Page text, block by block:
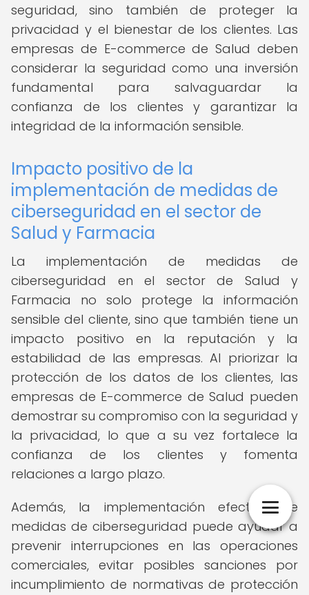
seguridad, sino también de proteger la
privacidad y el bienestar de los clientes. Las
empresas de E-commerce de Salud deben
considerar la seguridad como una inversión
fundamental para salvaguardar la
confianza de los clientes y garantizar la
integridad de la información sensible.
Impacto positivo de la
implementación de medidas de
ciberseguridad en el sector de
Salud y Farmacia
La implementación de medidas de
ciberseguridad en el sector de Salud y
Farmacia no solo protege la información
sensible del cliente, sino que también tiene un
impacto positivo en la reputación y la
estabilidad de las empresas. Al priorizar la
protección de los datos de los clientes, las
empresas de E-commerce de Salud pueden
demostrar su compromiso con la seguridad y
la privacidad, lo que a su vez fortalece la
confianza de los clientes y fomenta
relaciones a largo plazo.
Además, la implementación efectiva de
medidas de ciberseguridad puede ayudar a
prevenir interrupciones en las operaciones
comerciales, evitar posibles sanciones por
incumplimiento de normativas de protección